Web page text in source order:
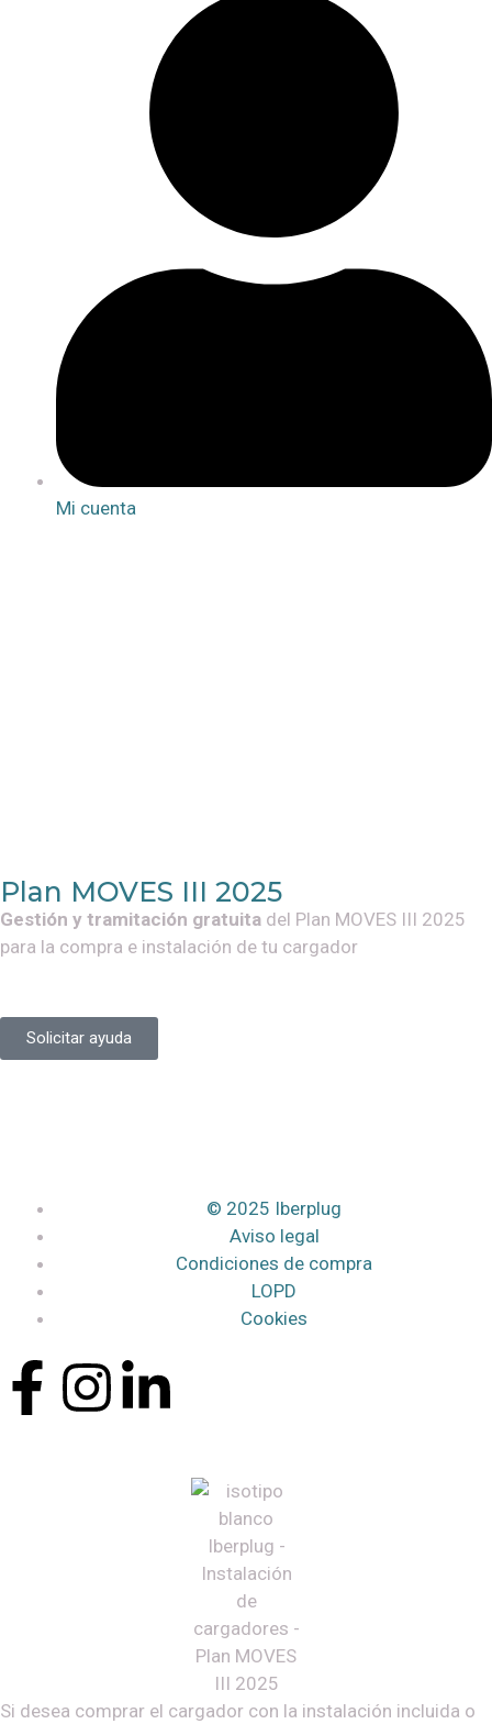
Mi cuenta
Plan MOVES III 2025
Gestión y tramitación gratuita del Plan MOVES III 2025
para la compra e instalación de tu cargador
Solicitar ayuda
© 2025 Iberplug
Aviso legal
Condiciones de compra
LOPD
Cookies
Si desea comprar el cargador con la instalación incluida o